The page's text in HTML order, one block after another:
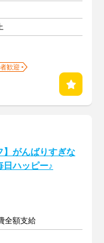
歓迎
】がんばりすぎな
日ハッピー♪
全額支給